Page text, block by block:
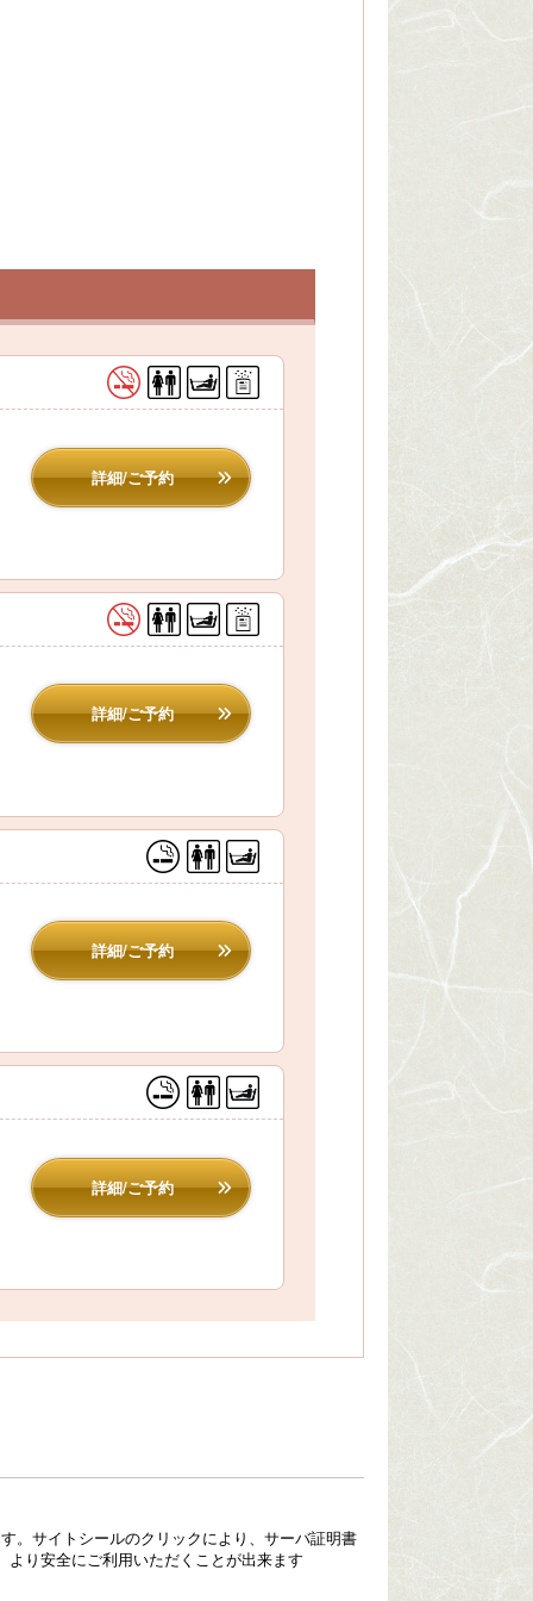
詳細/ご予約
詳細/ご予約
詳細/ご予約
詳細/ご予約
。サイトシールのクリックにより、サーバ証明書
り安全にご利用いただくことが出来ます